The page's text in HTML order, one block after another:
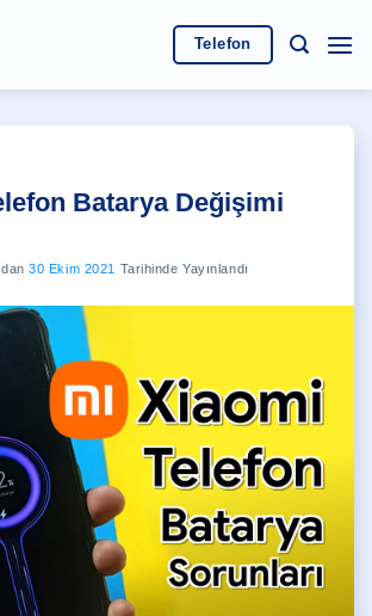
Telefon
Batarya Değişimi
30 Ekim 2021 Tarihinde Yayınlandı